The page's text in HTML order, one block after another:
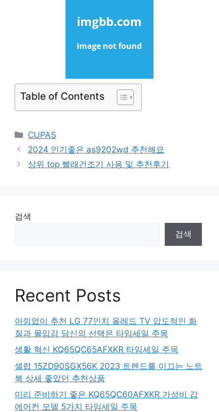
Table of Contents
Categories
CUPAS
2024 인기좋은 as9202wd 추천해요
상위 top 빨래건조기 사용 및 추천후기
검색
검색
Recent Posts
아낌없이 추천 LG 77인치 올레드 TV 압도적인 화
질과 몰입감 당신의 선택은 타임세일 주목
생활 혁신 KQ65QC65AFXKR 타임세일 주목
셀럽 15ZD90SGX56K 2023 트렌드를 이끄는 노트
북 상세 좋았던 추천상품
미리 준비하기 좋은 KQ65QC60AFXKR 가성비 갑
에어컨 모델 5가지 타임세일 주목